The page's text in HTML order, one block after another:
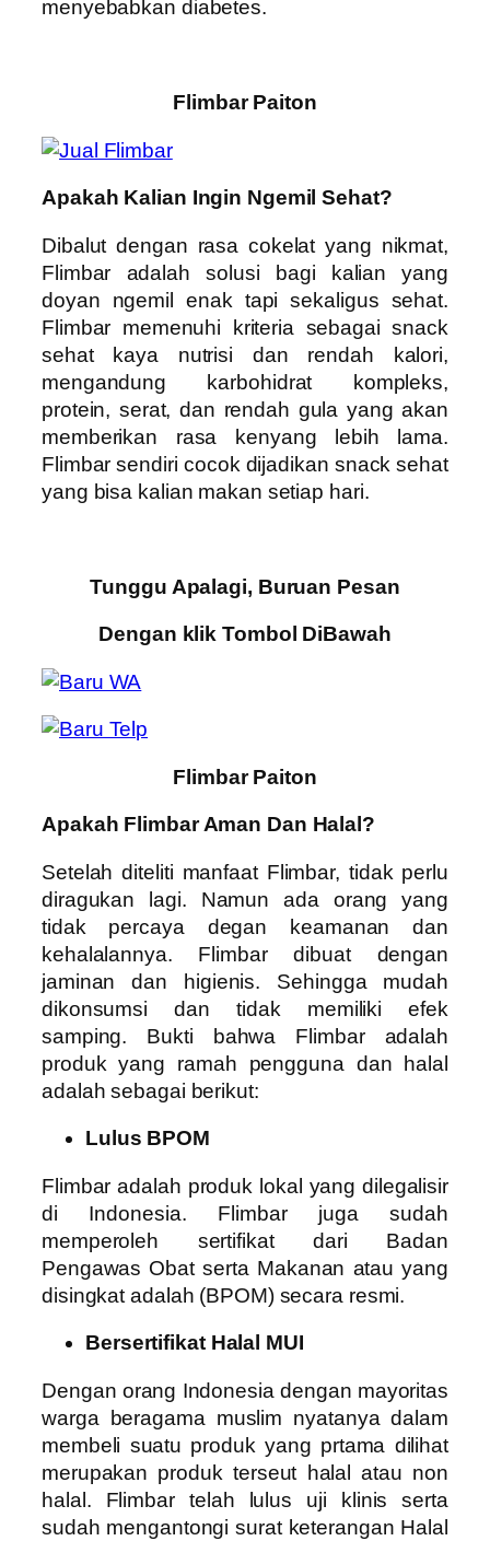
menyebabkan diabetes.
Flimbar Paiton
Apakah Kalian Ingin Ngemil Sehat?
Dibalut dengan rasa cokelat yang nikmat,
Flimbar adalah solusi bagi kalian yang
doyan ngemil enak tapi sekaligus sehat.
Flimbar memenuhi kriteria sebagai snack
sehat kaya nutrisi dan rendah kalori,
mengandung karbohidrat kompleks,
protein, serat, dan rendah gula yang akan
memberikan rasa kenyang lebih lama.
Flimbar sendiri cocok dijadikan snack sehat
yang bisa kalian makan setiap hari.
Tunggu Apalagi, Buruan Pesan
Dengan klik Tombol DiBawah
Flimbar Paiton
Apakah Flimbar Aman Dan Halal?
Setelah diteliti manfaat Flimbar, tidak perlu
diragukan lagi. Namun ada orang yang
tidak percaya degan keamanan dan
kehalalannya. Flimbar dibuat dengan
jaminan dan higienis. Sehingga mudah
dikonsumsi dan tidak memiliki efek
samping. Bukti bahwa Flimbar adalah
produk yang ramah pengguna dan halal
adalah sebagai berikut:
Lulus BPOM
Flimbar adalah produk lokal yang dilegalisir
di Indonesia. Flimbar juga sudah
memperoleh sertifikat dari Badan
Pengawas Obat serta Makanan atau yang
disingkat adalah (BPOM) secara resmi.
Bersertifikat Halal MUI
Dengan orang Indonesia dengan mayoritas
warga beragama muslim nyatanya dalam
membeli suatu produk yang prtama dilihat
merupakan produk terseut halal atau non
halal. Flimbar telah lulus uji klinis serta
sudah mengantongi surat keterangan Halal